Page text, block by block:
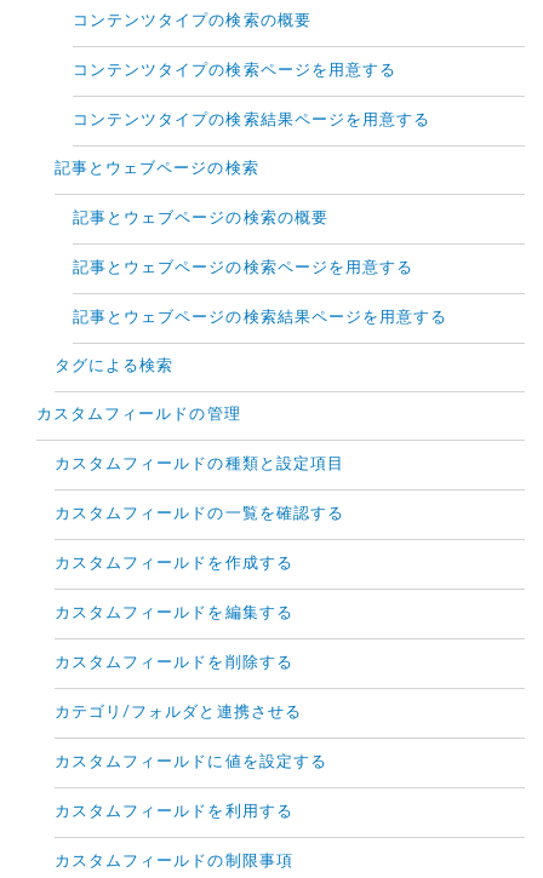
コンテンツタイプの検索の概要
コンテンツタイプの検索ページを用意する
コンテンツタイプの検索結果ページを用意する
記事とウェブページの検索
記事とウェブページの検索の概要
記事とウェブページの検索ページを用意する
記事とウェブページの検索結果ページを用意する
タグによる検索
カスタムフィールドの管理
カスタムフィールドの種類と設定項目
カスタムフィールドの一覧を確認する
カスタムフィールドを作成する
カスタムフィールドを編集する
カスタムフィールドを削除する
カテゴリ/フォルダと連携させる
カスタムフィールドに値を設定する
カスタムフィールドを利用する
カスタムフィールドの制限事項